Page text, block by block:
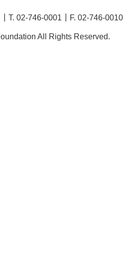
02-746-0001┃F. 02-746-0010
All Rights Reserved.